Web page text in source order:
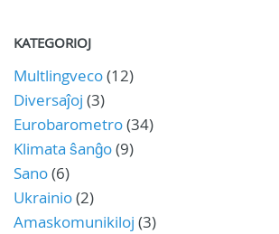
KATEGORIOJ
Multlingveco(12)
Diversaĵoj (3)
Eurobarometro(34)
Klimata ŝanĝo(9)
Sano(6)
Ukrainio(2)
Amaskomunikiloj (3)